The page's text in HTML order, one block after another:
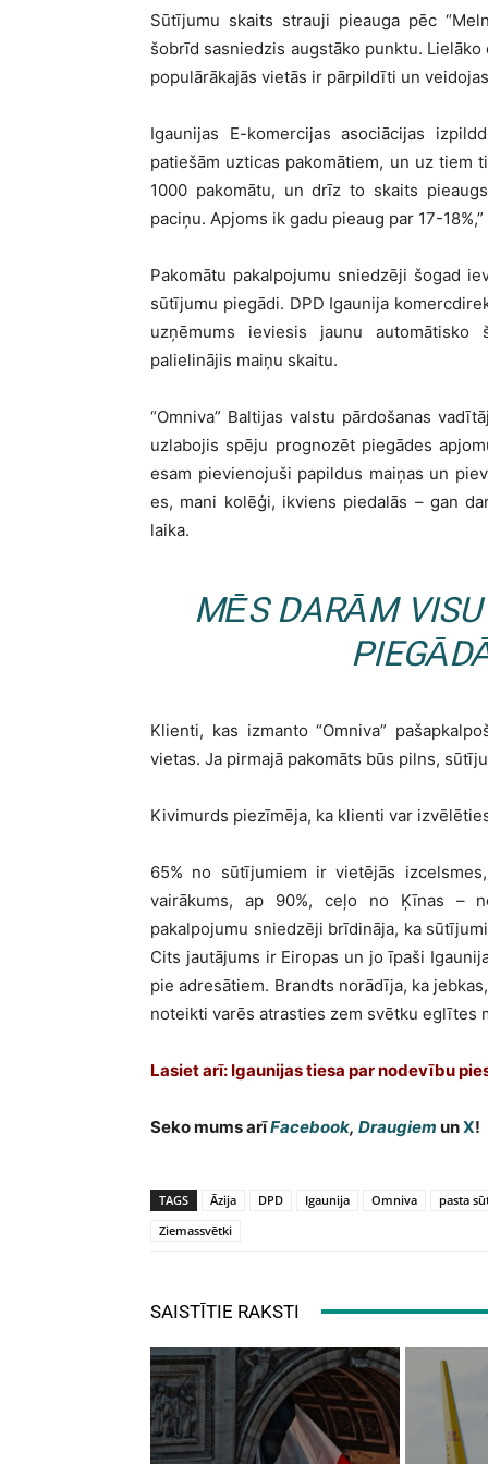
Sūtījumu skaits strauji pieauga pēc
šobrīd sasniedzis augstāko punktu.
populārākajās vietās ir pārpildīti un
Igaunijas E-komercijas asociācijas
patiešām uzticas pakomātiem, un uz tiem
1000 pakomātu, un drīz to skaits
paciņu. Apjoms ik gadu pieaug par 17-
Pakomātu pakalpojumu sniedzēji šogad
sūtījumu piegādi. DPD Igaunija
uzņēmums ieviesis jaunu
palielinājis maiņu skaitu.
“Omniva” Baltijas valstu pārdošanas
uzlabojis spēju prognozēt piegādes
esam pievienojuši papildus maiņas un
es, mani kolēģi, ikviens piedalās – gan
laika.
MĒS DARĀM
Klienti, kas izmanto “Omniva”
vietas. Ja pirmajā pakomāts būs pilns,
Kivimurds piezīmēja, ka klienti var
65% no sūtījumiem ir vietējās
vairākums, ap 90%, ceļo no Ķīnas –
pakalpojumu sniedzēji brīdināja, ka
Cits jautājums ir Eiropas un jo īpaši
pie adresātiem. Brandts norādīja, ka
noteikti varēs atrasties zem svētku eglītes
Lasiet arī: Igaunijas tiesa par nodevību
Seko mums arīFacebook, Draugiem unX!
TAGS Āzija DPD Igaunija Omniva
pasta
Ziemassvētki
SAISTĪTIE RAKSTI